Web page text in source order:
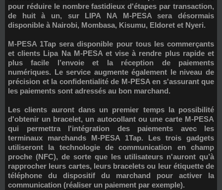
pour réduire le nombre fastidieux d'étapes par transaction,
de huit à un, sur LIPA NA M-PESA sera désormais
disponible à Nairobi, Mombasa, Kisumu, Eldoret et Nyeri.
M-PESA 1Tap sera disponible pour tous les commerçants
et clients Lipa Na M-PESA et vise à rendre plus rapide et
plus facile l’envoie et la réception de paiements
numériques. Le service augmente également le niveau de
précision et la confidentialité de M-PESA en s'assurant que
les paiements sont adressés au bon marchand.
Les clients auront dans un premier temps la possibilité
d'obtenir un bracelet, un autocollant ou une carte M-PESA
qui permettra l'intégration des paiements avec les
terminaux marchands M-PESA 1Tap. Les trois gadgets
utiliseront la technologie de communication en champ
proche (NFC), de sorte que les utilisateurs n'auront qu’à
rapprocher leurs cartes, leurs bracelets ou leur étiquette de
téléphone du dispositif du marchand pour activer la
communication (réaliser un paiement par exemple).